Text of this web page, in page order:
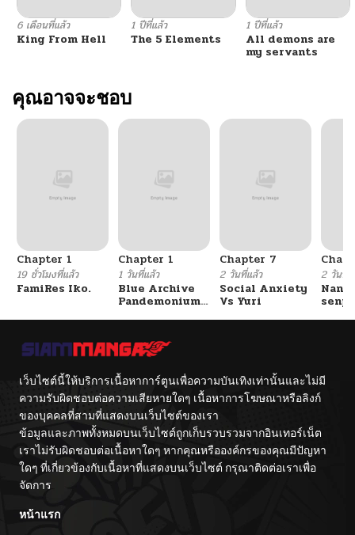
6 เดือนที่แล้ว
King From Hell
1 ปีที่แล้ว
The 5 Elements
1 ปีที่แล้ว
All demons are
my servants
คุณอาจจะชอบ
Chapter 1
19 ชั่วโมงที่แล้ว
FamiRes Iko.
Chapter 1
1 วันที่แล้ว
Blue Archive
Pandemonium
Chapter 7
2 วันที่แล้ว
Social Anxiety
Vs Yuri
2 วันที่แ
เว็บไซต์นี้ให้บริการเนื้อหาการ์ตูนเพื่อความบันเทิงเท่านั้นและไม่มี
ความรับผิดชอบต่อความเสียหายใดๆ เนื้อหาการโฆษณาหรือลิงก์
ของบุคคลที่สามที่แสดงบนเว็บไซต์ของเรา
ข้อมูลและภาพทั้งหมดบนเว็บไซต์ถูกเก็บรวบรวมจากอินเทอร์เน็ต
เราไม่รับผิดชอบต่อเนื้อหาใดๆ หากคุณหรือองค์กรของคุณมีปัญหา
ใดๆ ที่เกี่ยวข้องกับเนื้อหาที่แสดงบนเว็บไซต์ กรุณาติดต่อเราเพื่อ
จัดการ
หน้าแรก